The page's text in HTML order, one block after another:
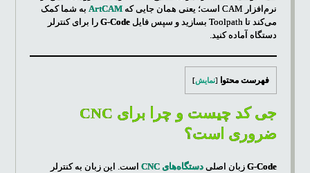
نرم‌افزار CAM است؛ یعنی همان جایی که
ArtCAM به شما کمک
می‌کند تا Toolpath بسازید و سپس فایل
G-Code را برای کنترلر
دستگاه آماده کنید.
فهرست محتوا [نمایش]
جی کد چیست و چرا برای CNC
ضروری است؟
G-Code زبان اصلیدستگاه‌های CNC
است. این زبان به کنترلر